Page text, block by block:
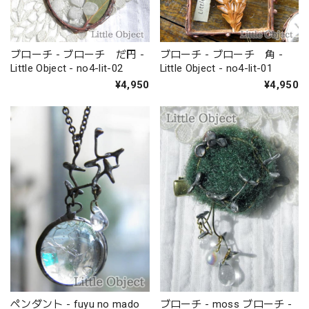
ブローチ - ブローチ だ円 -
Little Object - no4-lit-02
¥4,950
ブローチ - ブローチ 角 -
Little Object - no4-lit-01
¥4,950
ペンダント - fuyu no mado ブローチ - moss ブローチ -